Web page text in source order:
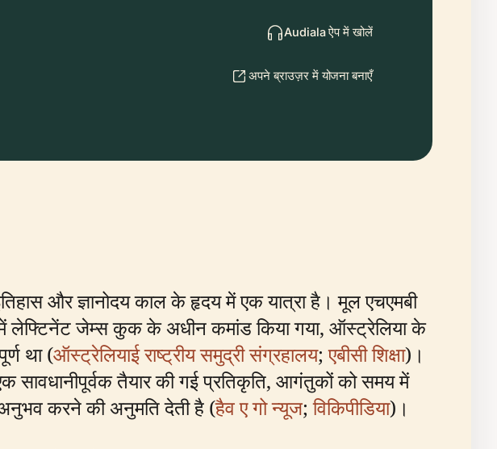
Audiala ऐप में खोलें
अपने ब्राउज़र में योजना बनाएँ
और ज्ञानोदय काल के हृदय में एक यात्रा है। मूल एचएमबी
लेफ्टिनेंट जेम्स कुक के अधीन कमांड किया गया, ऑस्ट्रेलिया के
था (ऑस्ट्रेलियाई राष्ट्रीय समुद्री संग्रहालय;एबीसी शिक्षा)।
सावधानीपूर्वक तैयार की गई प्रतिकृति, आगंतुकों को समय में
करने की अनुमति देती है (हैव ए गो न्यूज;विकिपीडिया)।